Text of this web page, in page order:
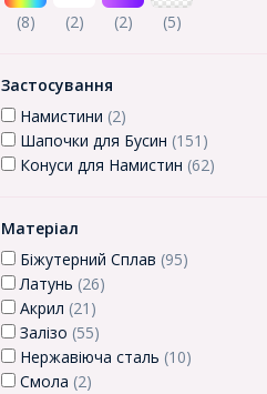
(8) (2) (2) (5)
Застосування
Намистини (2)
Шапочки для Бусин (151)
Конуси для Намистин (62)
Матеріал
Біжутерний Сплав (95)
Латунь (26)
Акрил (21)
Залізо (55)
Нержавіюча сталь (10)
Смола (2)